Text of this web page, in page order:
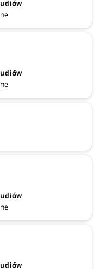
2026 na studiach
studiach
kandydatów
Zarządzania i
(12,05),
oraz ekonomia